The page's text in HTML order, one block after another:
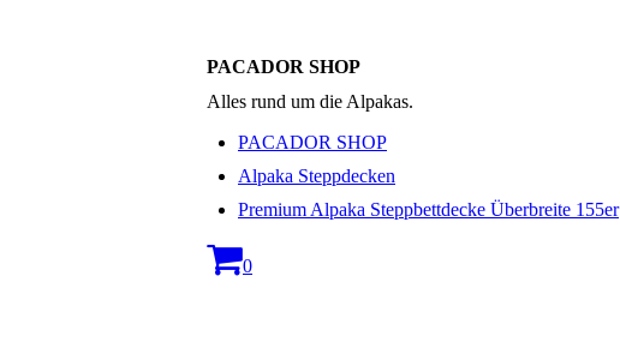
PACADOR SHOP
Alles rund um die Alpakas.
PACADOR SHOP
Alpaka Steppdecken
Premium Alpaka Steppbettdecke Überbreite 155er
0